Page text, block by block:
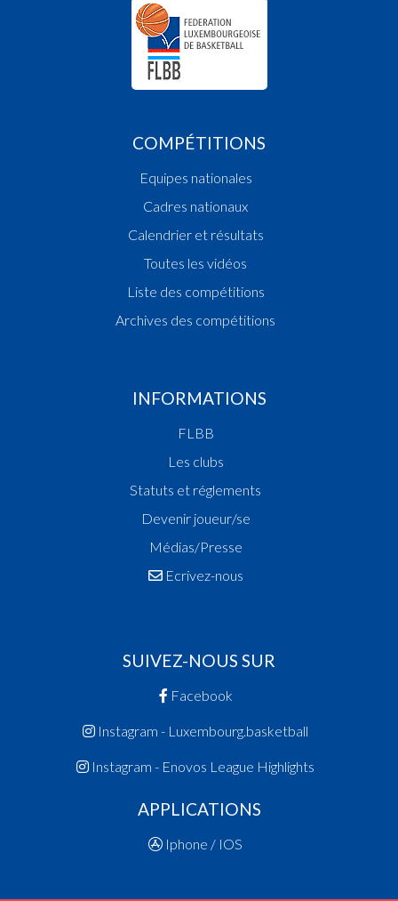
COMPÉTITIONS
Equipes nationales
Cadres nationaux
Calendrier et résultats
Toutes les vidéos
Liste des compétitions
Archives des compétitions
INFORMATIONS
FLBB
Les clubs
Statuts et réglements
Devenir joueur/se
Médias/Presse
Ecrivez-nous
SUIVEZ-NOUS SUR
Facebook
Instagram - Luxembourg.basketball
Instagram - Enovos League Highlights
APPLICATIONS
Iphone / IOS